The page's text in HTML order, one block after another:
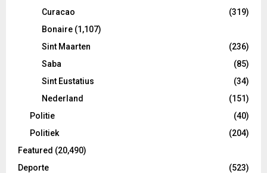
Curacao
(319)
Bonaire (1,107)
Sint Maarten
(236)
Saba
(85)
Sint Eustatius
(34)
Nederland
(151)
Politie
(40)
Politiek
(204)
Featured (20,490)
Deporte
(523)